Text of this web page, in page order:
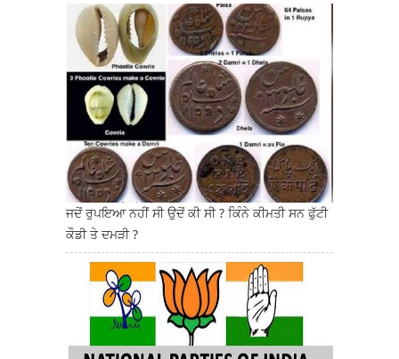
ਜਦੋਂ ਰੁਪਇਆ ਨਹੀਂ ਸੀ ਉਦੋਂ ਕੀ ਸੀ ? ਕਿੰਨੇ ਕੀਮਤੀ ਸਨ ਫੁੱਟੀ
ਕੌਡੀ ਤੇ ਦਮੜੀ ?